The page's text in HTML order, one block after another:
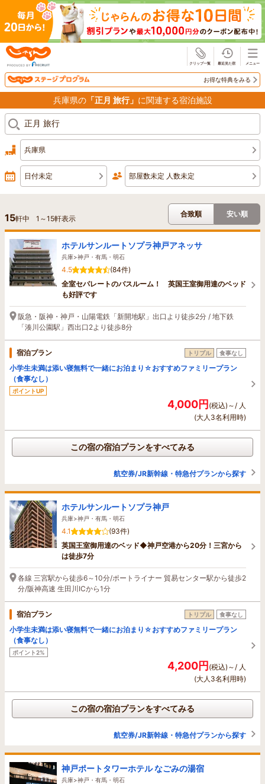
お得な特典をみる
兵庫県の「正月 旅行」 に関連する宿泊施設
兵庫県
日付未定 部屋数未定 人数未定
15軒中 1 ～15軒表示
合致順 安い順
ホテルサンルートソプラ神戸アネッサ
兵庫>神戸・有馬・明石
4.5
(84件)
全室セパレートのバスルーム！ 英国王室御用達のベッド
も好評です
阪急・阪神・神戸・山陽電鉄「新開地駅」出口より徒歩2分 / 地下鉄
「湊川公園駅」西出口2より徒歩8分
宿泊プラン トリプル 食事なし
小学生未満は添い寝無料で一緒にお泊まり☆おすすめファミリープラン
（食事なし）
ポイントUP
4,000円(税込)～/ 人
(大人3名利用時)
この宿の宿泊プランをすべてみる
航空券/JR新幹線・特急付プランから探す
ホテルサンルートソプラ神戸
兵庫>神戸・有馬・明石
4.1
(93件)
英国王室御用達のベッド◆神戸空港から20分！三宮から
は徒歩7分
各線 三宮駅から徒歩6～10分/ポートライナー 貿易センター駅から徒歩2
分/阪神高速 生田川ICから1分
宿泊プラン トリプル 食事なし
小学生未満は添い寝無料で一緒にお泊まり☆おすすめファミリープラン
（食事なし）
ポイント2%
4,200円(税込)～/ 人
(大人3名利用時)
この宿の宿泊プランをすべてみる
航空券/JR新幹線・特急付プランから探す
神戸ポートタワーホテル なごみの湯宿
兵庫>神戸・有馬・明石